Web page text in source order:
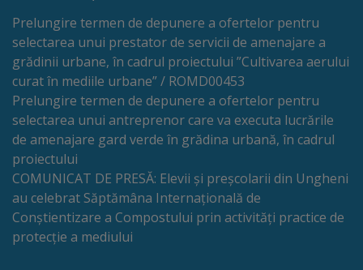
Prelungire termen de depunere a ofertelor pentru
selectarea unui prestator de servicii de amenajare a
grădinii urbane, în cadrul proiectului ”Cultivarea aerului
curat în mediile urbane” / ROMD00453
Prelungire termen de depunere a ofertelor pentru
selectarea unui antreprenor care va executa lucrările
de amenajare gard verde în grădina urbană, în cadrul
proiectului
COMUNICAT DE PRESĂ: Elevii și preșcolarii din Ungheni
au celebrat Săptămâna Internațională de
Conștientizare a Compostului prin activități practice de
protecție a mediului